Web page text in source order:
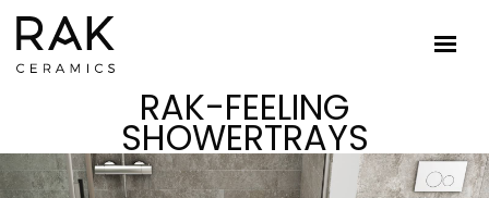
RAK-FEELING
SHOWERTRAYS